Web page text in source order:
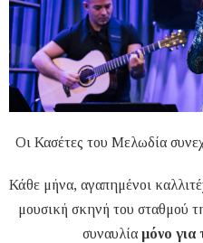
Οι Κασέτες του Μελωδία
Κάθε μήνα, αγαπημένοι
μουσική σκηνή του σταθμού
συναυλία μόνο για